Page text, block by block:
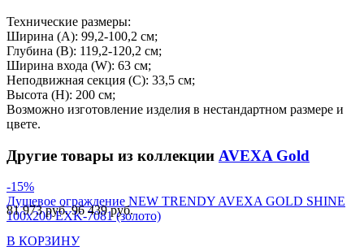
Технические размеры:
Ширина (A): 99,2-100,2 см;
Глубина (B): 119,2-120,2 см;
Ширина входа (W): 63 см;
Неподвижная секция (С): 33,5 см;
Высота (H): 200 см;
Возможно изготовление изделия в нестандартном размере и
цвете.
Другие товары из коллекции AVEXA Gold
-15%
Душевое ограждение NEW TRENDY AVEXA GOLD SHINE
100x200 EXK-7081 (золото)
81 973 руб.96 439 руб.
В КОРЗИНУ